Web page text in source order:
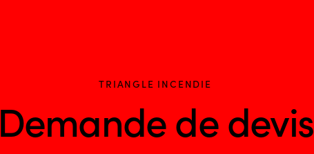
TRIANGLE INCENDIE
Demande de devis